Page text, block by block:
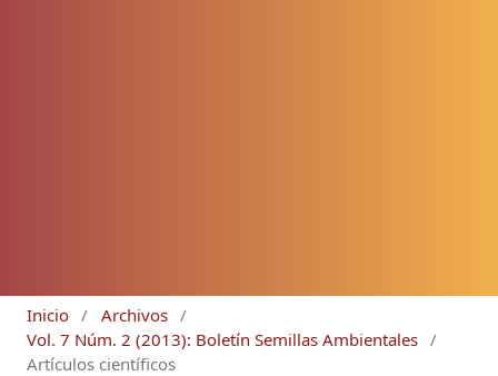
Inicio / Archivos /
Vol. 7 Núm. 2 (2013): Boletín Semillas Ambientales /
Artículos científicos